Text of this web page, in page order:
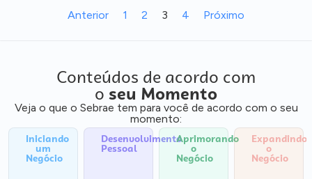
Anterior 1 2 3 4 Próximo
Conteúdos de acordo com
o seu Momento
Veja o que o Sebrae tem para você de acordo com o seu
momento:
Iniciando
um
Negócio
Desenvolvimento
Pessoal
Aprimorando
o
Negócio
Expandindo
o
Negócio